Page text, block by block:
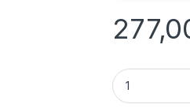
Papier HP